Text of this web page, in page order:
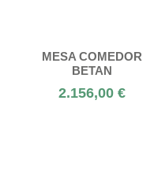
MESA COMEDOR
BETAN
2.156,00 €